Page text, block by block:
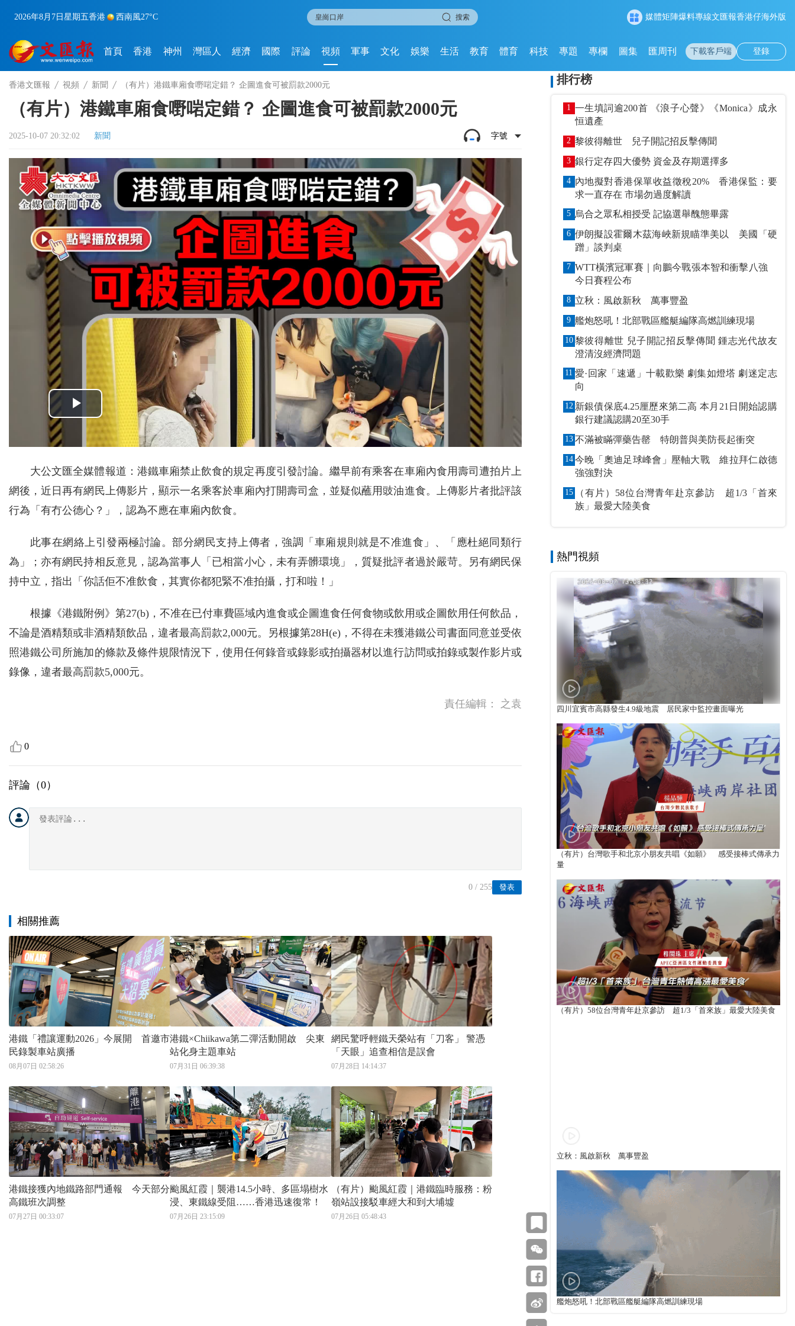
2026年8月7日 星期五香港 西南風27°C 搜索 媒體矩陣爆料專線文匯報香港仔海外版
首頁 香港 神州 灣區人 經濟 國際 評論 視頻 軍事 文化 娛樂 生活 教育 體育 科技 專題 專欄 圖集 匯周刊 下載客戶端 登錄
香港文匯報 視頻 新聞 （有片）港鐵車廂食嘢啱定錯？ 企圖進食可被罰款2000元
（有片）港鐵車廂食嘢啱定錯？ 企圖進食可被罰款2000元
2025-10-07 20:32:02 新聞 字號
大公文匯全媒體報道：港鐵車廂禁止飲食的規定再度引發討論。繼早前有乘客在車廂內食用壽司遭拍片上
網後，近日再有網民上傳影片，顯示一名乘客於車廂內打開壽司盒，並疑似蘸用豉油進食。上傳影片者批評該
行為「有冇公德心？」，認為不應在車廂內飲食。
此事在網絡上引發兩極討論。部分網民支持上傳者，強調「車廂規則就是不准進食」、「應杜絕同類行
為」；亦有網民持相反意見，認為當事人「已相當小心，未有弄髒環境」，質疑批評者過於嚴苛。另有網民保
持中立，指出「你話佢不准飲食，其實你都犯緊不准拍攝，打和啦！」
根據《港鐵附例》第27(b)，不准在已付車費區域內進食或企圖進食任何食物或飲用或企圖飲用任何飲品，
不論是酒精類或非酒精類飲品，違者最高罰款2,000元。另根據第28H(e)，不得在未獲港鐵公司書面同意並受依
照港鐵公司所施加的條款及條件規限情況下，使用任何錄音或錄影或拍攝器材以進行訪問或拍錄或製作影片或
錄像，違者最高罰款5,000元。
責任編輯： 之袁
0
評論（0）
發表
0 / 255
相關推薦
港鐵「禮讓運動2026」今展開 首邀市
民錄製車站廣播
08月07日 02:58:26
港鐵×Chiikawa第二彈活動開啟 尖東
站化身主題車站
07月31日 06:39:38
網民驚呼輕鐵天榮站有「刀客」 警憑
「天眼」追查相信是誤會
07月28日 14:14:37
港鐵接獲內地鐵路部門通報 今天部分
高鐵班次調整
07月27日 00:33:07
颱風紅霞｜襲港14.5小時、多區塌樹水
浸、東鐵線受阻……香港迅速復常！
07月26日 23:15:09
（有片）颱風紅霞｜港鐵臨時服務：粉
嶺站設接駁車經大和到大埔墟
07月26日 05:48:43
排行榜
1 一生填詞逾200首 《浪子心聲》《Monica》成永
恒遺產
2 黎彼得離世 兒子開記招反擊傳聞
3 銀行定存四大優勢 資金及存期選擇多
4 內地擬對香港保單收益徵稅20% 香港保監：要
求一直存在 市場勿過度解讀
5 烏合之眾私相授受 記協選舉醜態畢露
6 伊朗擬設霍爾木茲海峽新規瞄準美以 美國「硬
蹭」談判桌
7 WTT橫濱冠軍賽｜向鵬今戰張本智和衝擊八強
今日賽程公布
8 立秋：風啟新秋 萬事豐盈
9 艦炮怒吼！北部戰區艦艇編隊高燃訓練現場
10 黎彼得離世 兒子開記招反擊傳聞 鍾志光代故友
澄清沒經濟問題
11 愛·回家「速遞」十載歡樂 劇集如燈塔 劇迷定志
向
12 新銀債保底4.25厘歷來第二高 本月21日開始認購
銀行建議認購20至30手
13 不滿被瞞彈藥告罄 特朗普與美防長起衝突
14 今晚「奧迪足球峰會」壓軸大戰 維拉拜仁啟德
強強對決
15
（有片）58位台灣青年赴京參訪 超1/3「首來
族」最愛大陸美食
熱門視頻
四川宜賓市高縣發生4.9級地震 居民家中監控畫面曝光
（有片）台灣歌手和北京小朋友共唱《如願》 感受接棒式傳承力
量
（有片）58位台灣青年赴京參訪 超1/3「首來族」最愛大陸美食
立秋：風啟新秋 萬事豐盈
艦炮怒吼！北部戰區艦艇編隊高燃訓練現場